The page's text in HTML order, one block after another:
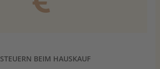
STEUERN BEIM HAUSKAUF